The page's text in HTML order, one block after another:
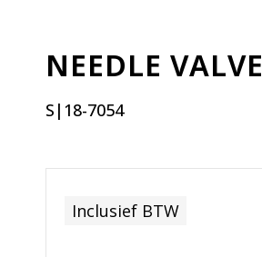
NEEDLE VALVE
S|18-7054
Inclusief BTW